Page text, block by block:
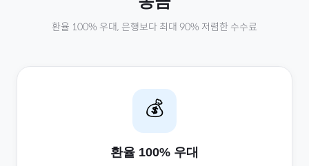
환율 100% 우대, 은행보다 최대 90% 저렴한 수수료
💰
환율 100% 우대